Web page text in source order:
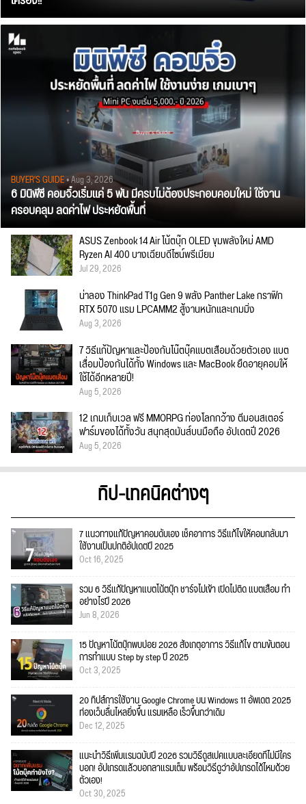
BUYER'S GUIDE• Aug 3, 2026
6 มินิพีซี คอมจิ๋วเริ่มแค่ 5 พัน มีครบไม่ต้องประกอบคอมใหม่ ใช้งาน
ครอบคลุม ลดค่าไฟ ประหยัดพื้นที่
ASUS Zenbook 14 Air โน้ตบุ๊ก OLED ขุมพลังใหม่ AMD
Ryzen AI 400 บางเฉียบดีไซน์พรีเมียม
Jul 29, 2026
น่าลอง ThinkPad T1g Gen 9 พลัง Panther Lake กราฟิก
RTX 5070 แรม LPCAMM2 สู้งานหนักและเกมมิ่ง
Aug 3, 2026
7 วิธีแก้ปัญหาและป้องกันโน๊ตบุ๊คแบตเสื่อมด้วยตัวเอง แบต
เสื่อมป้องกันได้ทั้ง Windows และ MacBook ยืดอายุคอมให้
ใช้ได้อีกหลายปี!
Aug 5, 2026
12 เกมเก็บเวล ฟรี MMORPG ท่องโลกกว้าง ตีมอนสเตอร์
ฟาร์มของได้ทั้งวัน สนุกสุดมันส์บนมือถือ อัปเดตปี 2026
Aug 5, 2026
ทิป-เทคนิคต่างๆ
7 แนวทางแก้ปัญหาคอมดับเอง เช็คอาการ วิธีแก้ไขให้คอมกลับมา
ใช้งานเป็นปกติอัปเดตปี 2025
Oct 16, 2025
รวม 6 วิธีแก้ปัญหาแบตโน้ตบุ๊ก ชาร์จไม่เข้า เปิดไม่ติด แบตเสื่อม ทำ
อย่างไรปี 2026
Jun 8, 2026
15 ปัญหาโน้ตบุ๊กพบบ่อย 2026 สังเกตุอาการ วิธีแก้ไข ตามขั้นตอน
การทำแบบ Step by step ปี 2025
Oct 3, 2025
20 ทิปส์การใช้งาน Google Chrome บน Windows 11 อัพเดต 2025
ท่องเว็บลื่นไหลยิ่งขึ้น แรมเหลือ เร็วขึ้นกว่าเดิม
Dec 12, 2025
แนะนำวิธีเพิ่มแรมฉบับปี 2026 รวมวิธีดูสเปคแบบละเอียดที่ไม่มีใคร
บอก! อัปเกรดแล้วบอกลาแรมเต็ม พร้อมวิธีดูว่าอัปเกรดได้ไหมด้วย
ตัวเอง!
Oct 30, 2025